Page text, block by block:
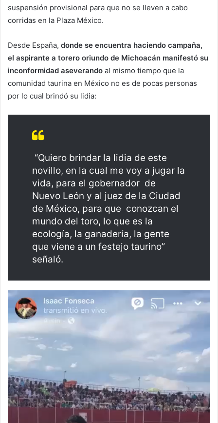
suspensión provisional para que no se lleven a cabo
corridas en la Plaza México.
Desde España, donde se encuentra haciendo campaña,
el aspirante a torero oriundo de Michoacán manifestó su
inconformidad aseverando al mismo tiempo que la
comunidad taurina en México no es de pocas personas
por lo cual brindó su lidia:
“Quiero brindar la lidia de este
novillo, en la cual me voy a jugar la
vida, para el gobernador de
Nuevo León y al juez de la Ciudad
de México, para que conozcan el
mundo del toro, lo que es la
ecología, la ganadería, la gente
que viene a un festejo taurino”
señaló.